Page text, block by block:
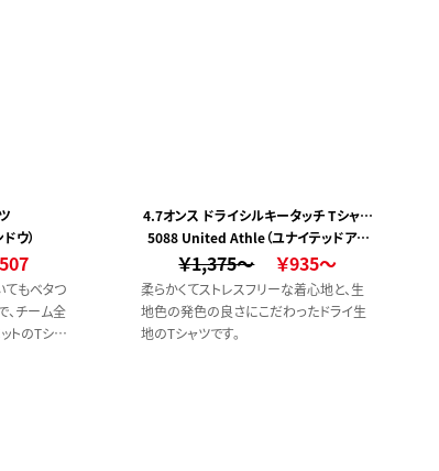
ウ）
てもベタつ
、チーム全
トのTシャ
4.7オンス ドライシルキータッチ Tシャツ
(ローブリード)
5088 United Athle（ユナイテッドアス
レ）
￥1,375～ ￥935～
柔らかくてストレスフリーな着心地と、生
地色の発色の良さにこだわったドライ生
地のTシャツです。